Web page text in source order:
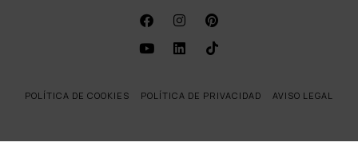
POLÍTICA DE COOKIES POLÍTICA DE PRIVACIDAD AVISO LEGAL